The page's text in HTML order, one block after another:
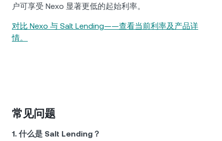
户可享受 Nexo 显著更低的起始利率。
对比 Nexo 与 Salt Lending——查看当前利率及产品详
情。
常见问题
1. 什么是 Salt Lending？